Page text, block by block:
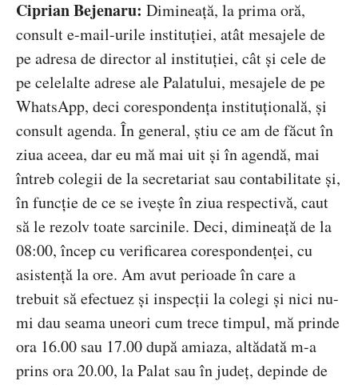
Ciprian Bejenaru: Dimineață, la prima oră,
consult e-mail-urile instituției, atât mesajele de
pe adresa de director al instituției, cât și cele de
pe celelalte adrese ale Palatului, mesajele de pe
WhatsApp, deci corespondența instituțională, și
consult agenda. În general, știu ce am de făcut în
ziua aceea, dar eu mă mai uit și în agendă, mai
întreb colegii de la secretariat sau contabilitate și,
în funcție de ce se ivește în ziua respectivă, caut
să le rezolv toate sarcinile. Deci, dimineață de la
08:00, încep cu verificarea corespondenței, cu
asistență la ore. Am avut perioade în care a
trebuit să efectuez și inspecții la colegi și nici nu-
mi dau seama uneori cum trece timpul, mă prinde
ora 16.00 sau 17.00 după amiaza, altădată m-a
prins ora 20.00, la Palat sau în județ, depinde de